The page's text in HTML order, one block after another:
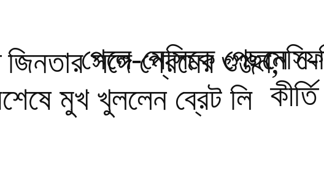
জিনতার সঙ্গে প্রেমের গুঞ্জন,
মুখ খুললেন ব্রেট লি
পেলে-মেসিকে পেছনে
কীর্তি